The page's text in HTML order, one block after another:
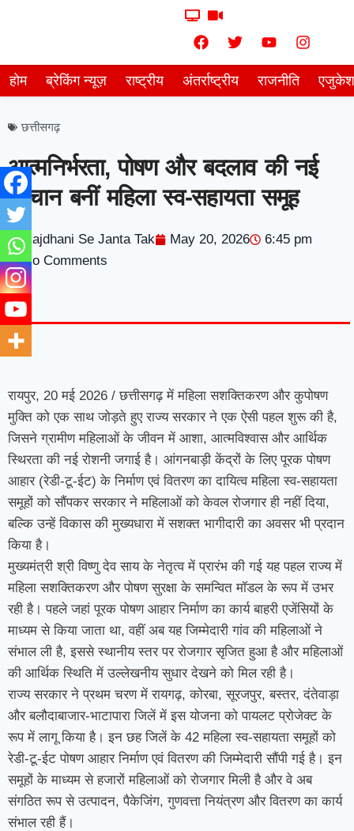
होम ब्रेकिंग न्यूज़ राष्ट्रीय अंतर्राष्ट्रीय राजनीति
छत्तीसगढ़
आत्मनिर्भरता, पोषण और बदलाव की नई
पहचान बनीं महिला स्व-सहायता समूह
Rajdhani Se Janta Tak May 20, 2026
6:45 pm
No Comments
रायपुर, 20 मई 2026 / छत्तीसगढ़ में महिला सशक्तिकरण और कुपोषण
मुक्ति को एक साथ जोड़ते हुए राज्य सरकार ने एक ऐसी पहल शुरू की है,
जिसने ग्रामीण महिलाओं के जीवन में आशा, आत्मविश्वास और आर्थिक
स्थिरता की नई रोशनी जगाई है। आंगनबाड़ी केंद्रों के लिए पूरक पोषण
आहार (रेडी-टू-ईट) के निर्माण एवं वितरण का दायित्व महिला स्व-सहायता
समूहों को सौंपकर सरकार ने महिलाओं को केवल रोजगार ही नहीं दिया,
बल्कि उन्हें विकास की मुख्यधारा में सशक्त भागीदारी का अवसर भी प्रदान
किया है।
मुख्यमंत्री श्री विष्णु देव साय के नेतृत्व में प्रारंभ की गई यह पहल राज्य में
महिला सशक्तिकरण और पोषण सुरक्षा के समन्वित मॉडल के रूप में उभर
रही है। पहले जहां पूरक पोषण आहार निर्माण का कार्य बाहरी एजेंसियों के
माध्यम से किया जाता था, वहीं अब यह जिम्मेदारी गांव की महिलाओं ने
संभाल ली है, इससे स्थानीय स्तर पर रोजगार सृजित हुआ है और महिलाओं
की आर्थिक स्थिति में उल्लेखनीय सुधार देखने को मिल रही है।
राज्य सरकार ने प्रथम चरण में रायगढ़, कोरबा, सूरजपुर, बस्तर, दंतेवाड़ा
और बलौदाबाजार-भाटापारा जिलें में इस योजना को पायलट प्रोजेक्ट के
रूप में लागू किया है। इन छह जिलें के 42 महिला स्व-सहायता समूहों को
रेडी-टू-ईट पोषण आहार निर्माण एवं वितरण की जिम्मेदारी सौंपी गई है। इन
समूहों के माध्यम से हजारों महिलाओं को रोजगार मिली है और वे अब
संगठित रूप से उत्पादन, पैकेजिंग, गुणवत्ता नियंत्रण और वितरण का कार्य
संभाल रही हैं।